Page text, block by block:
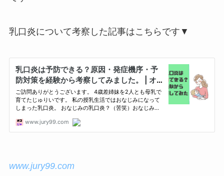
乳口炎について考察した記事はこちらです▼
www.jury99.com